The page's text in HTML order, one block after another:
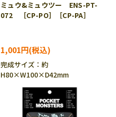
ミュウ&ミュウツー ENS-PT-
072 ［CP-PO］［CP-PA］
1,001円
完成サイズ：約
H80×W100×D42mm